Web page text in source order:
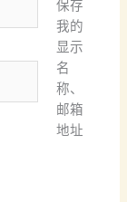
保存
我的
显示
名
称、
邮箱
地址